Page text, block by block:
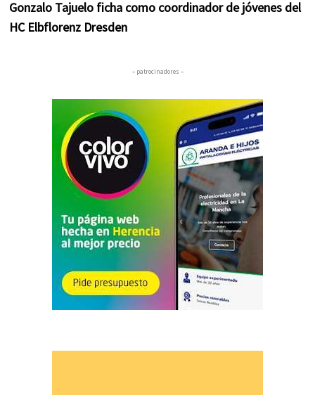
Gonzalo Tajuelo ficha como coordinador de jóvenes del
HC Elbflorenz Dresden
– patrocinadores –